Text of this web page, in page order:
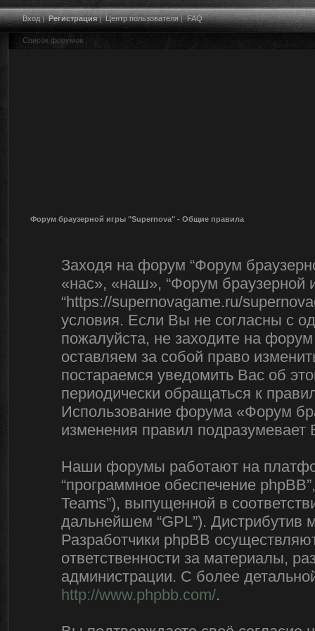
Вход|Регистрация|Центр пользователя|FAQ
Список форумов
Форум браузерной игры "Supernova" - Общие правила
Заходя на форум “Форум
«нас», «наш», “Форум браузерной
“https://supernovagame.ru/
условия. Если Вы не согласны с
пожалуйста, не заходите на
оставляем за собой право
постараемся уведомить Вас об
периодически обращаться к
Использование форума «Форум
изменения правил
Наши форумы работают на
“программное обеспечение
Teams”), выпущенной в
дальнейшем “GPL”). Дистрибутив
Разработчики phpBB
ответственности за материалы,
администрации. С более
http://www.phpbb.com/.